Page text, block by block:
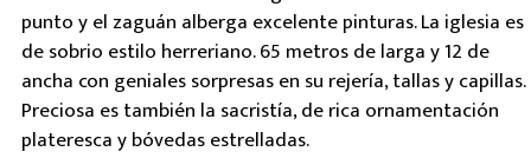
punto y el zaguán alberga excelente pinturas. La iglesia es
de sobrio estilo herreriano. 65 metros de larga y 12 de
ancha con geniales sorpresas en su rejería, tallas y capillas.
Preciosa es también la sacristía, de rica ornamentación
plateresca y bóvedas estrelladas.